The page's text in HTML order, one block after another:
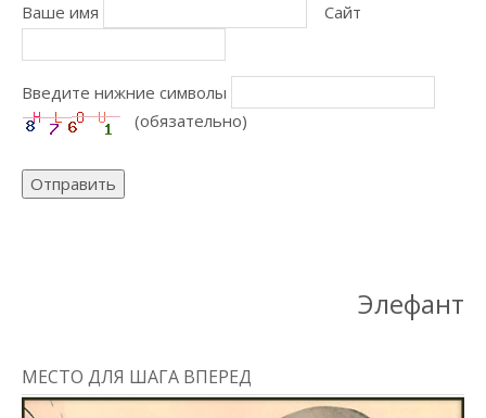
Ваше имя Сайт
Введите нижние символы
(обязательно)
Отправить
Элефант
МЕСТО ДЛЯ ШАГА ВПЕРЕД